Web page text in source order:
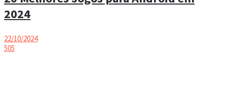
2024
22/10/2024
505